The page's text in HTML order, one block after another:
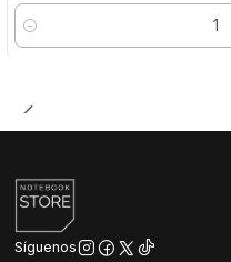
Cantidad
Síguenos